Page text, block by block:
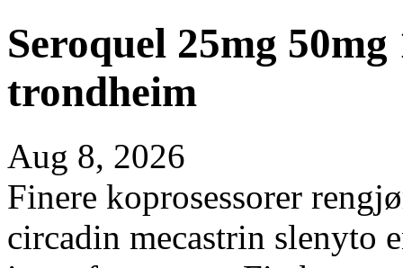
Seroquel 25mg
trondheim
Aug 8, 2026
Finere koprosessorer
circadin mecastrin slenyto